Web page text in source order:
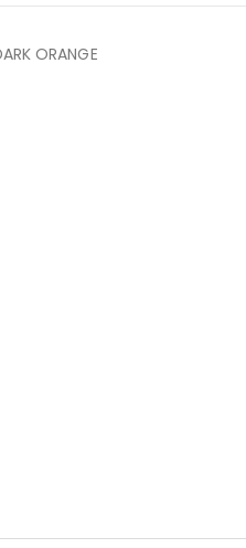
ORANGE